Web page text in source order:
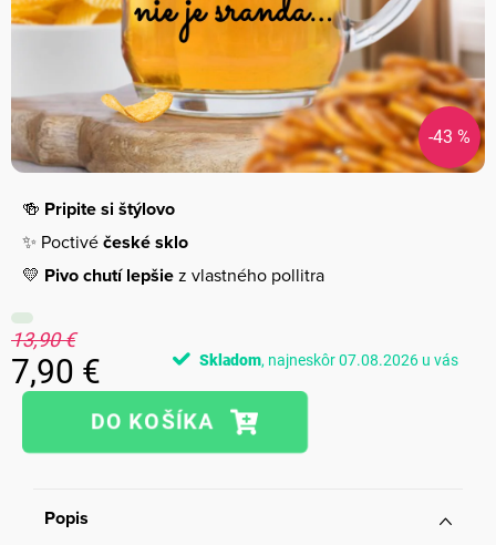
-43 %
🍻 Pripite si štýlovo
✨ Poctivéčeské sklo
💛 Pivo chutí lepšiez vlastného pollitra
13,90 €
7,90 €
Jednotková
Skladom 07.08.2026
Popis